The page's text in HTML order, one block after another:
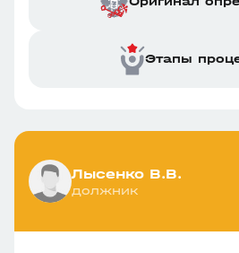
Этапы
Лысенко В.В.
должник